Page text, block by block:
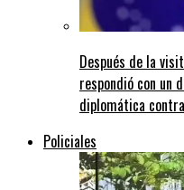
Después de la
respondió con un
diplomática contra
Policiales